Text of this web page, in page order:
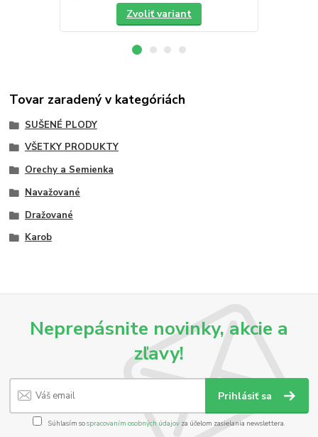
Zvoliť variant
Tovar zaradený v kategóriách
SUŠENÉ PLODY
VŠETKY PRODUKTY
Orechy a Semienka
Navažované
Dražované
Karob
Neprepásnite novinky, akcie a
zľavy!
Prihlásiť sa
Súhlasím sospracovaním osobných údajov za účelom zasielania newslettera.